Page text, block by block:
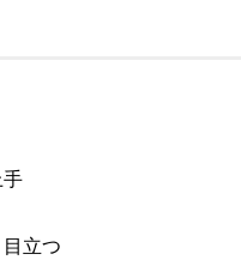
手
目立つ